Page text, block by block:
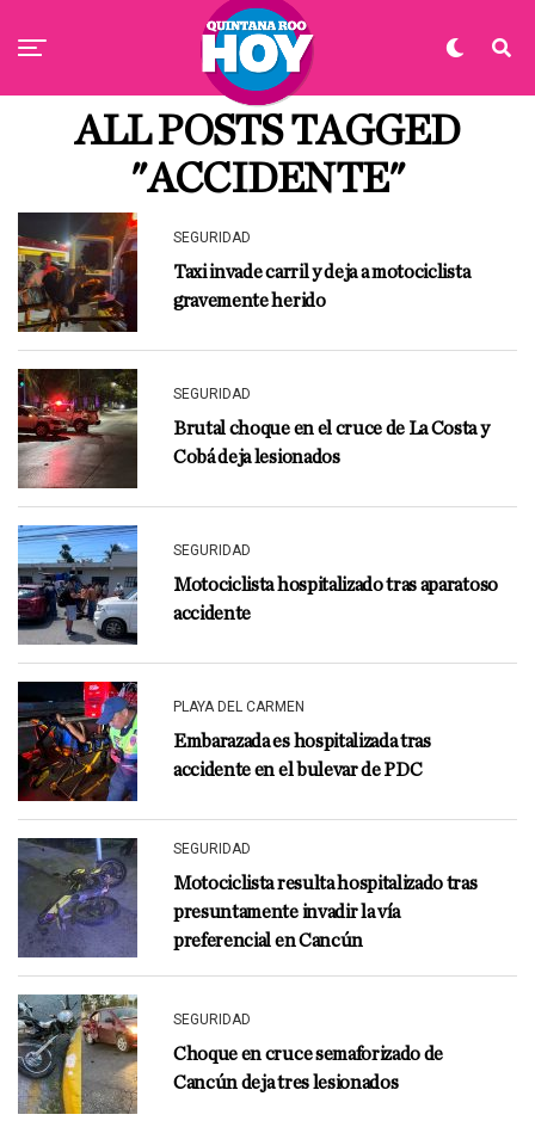
ALL POSTS TAGGED
"ACCIDENTE"
SEGURIDAD
Taxi invade carril y deja a motociclista
gravemente herido
SEGURIDAD
Brutal choque en el cruce de La Costa y
Cobá deja lesionados
SEGURIDAD
Motociclista hospitalizado tras aparatoso
accidente
PLAYA DEL CARMEN
Embarazada es hospitalizada tras
accidente en el bulevar de PDC
SEGURIDAD
Motociclista resulta hospitalizado tras
presuntamente invadir la vía
preferencial en Cancún
SEGURIDAD
Choque en cruce semaforizado de
Cancún deja tres lesionados